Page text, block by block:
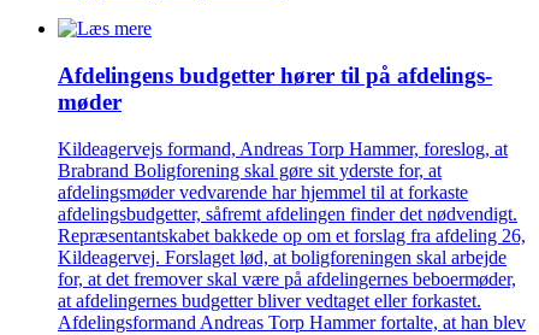
Afdelingens budgetter hører til på afdelings­
møder
Kildeagervejs formand, Andreas Torp Hammer, foreslog, at
Brabrand Boligforening skal gøre sit yderste for, at
afdelingsmøder vedvarende har hjemmel til at forkaste
afdelingsbudgetter, såfremt afdelingen finder det nødvendigt.
Repræsentantskabet bakkede op om et forslag fra afdeling 26,
Kildeagervej. Forslaget lød, at boligforeningen skal arbejde
for, at det fremover skal være på afdelingernes beboermøder,
at afdelingernes budgetter bliver vedtaget eller forkastet.
Afdelingsformand Andreas Torp Hammer fortalte, at han blev